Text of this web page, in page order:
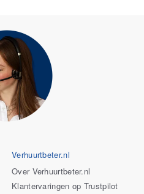
Verhuurtbeter.nl
Over Verhuurtbeter.nl
Klantervaringen op Trustpilot